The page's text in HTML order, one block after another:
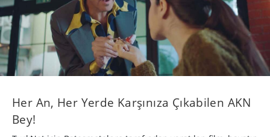
Her An, Her Yerde Karşınıza Çıkabilen AKN
Bey!